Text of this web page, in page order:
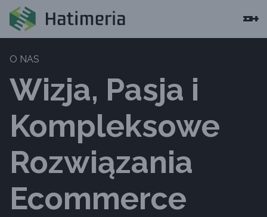
O NAS
Wizja, Pasja i
Kompleksowe
Rozwiązania
Ecommerce